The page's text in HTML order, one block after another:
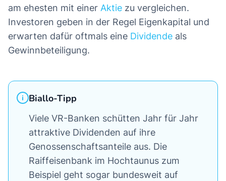
am ehesten mit einer Aktie zu vergleichen.
Investoren geben in der Regel Eigenkapital und
erwarten dafür oftmals eine Dividende als
Gewinnbeteiligung.
Biallo-Tipp
Viele VR-Banken schütten Jahr für Jahr
attraktive Dividenden auf ihre
Genossenschaftsanteile aus. Die
Raiffeisenbank im Hochtaunus zum
Beispiel geht sogar bundesweit auf